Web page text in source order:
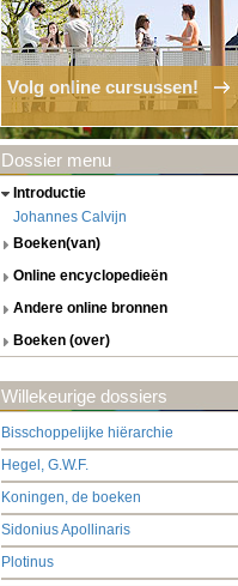
Volg online cursussen!
Dossier menu
introductie
Johannes Calvijn
boeken(van)
online encyclopedieën
andere online bronnen
boeken (over)
Willekeurige dossiers
Bisschoppelijke hiërarchie
Hegel, G.W.F.
Koningen, de boeken
Sidonius Apollinaris
Plotinus